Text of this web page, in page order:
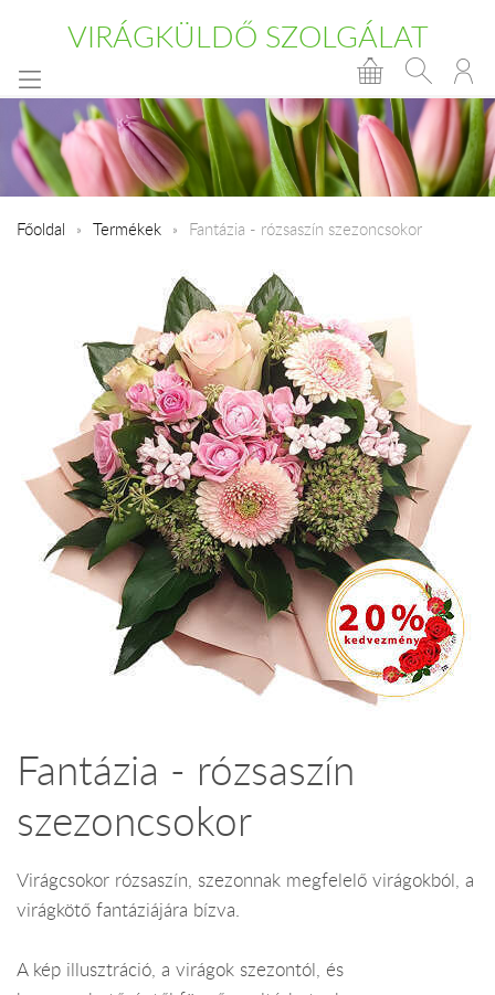
VIRÁGKÜLDŐ SZOLGÁLAT
Főoldal Termékek Fantázia - rózsaszín szezoncsokor
Fantázia - rózsaszín
szezoncsokor
Virágcsokor rózsaszín, szezonnak megfelelő virágokból, a
virágkötő fantáziájára bízva.
A kép illusztráció, a virágok szezontól, és